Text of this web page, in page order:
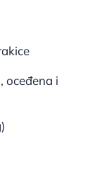
oceđena i